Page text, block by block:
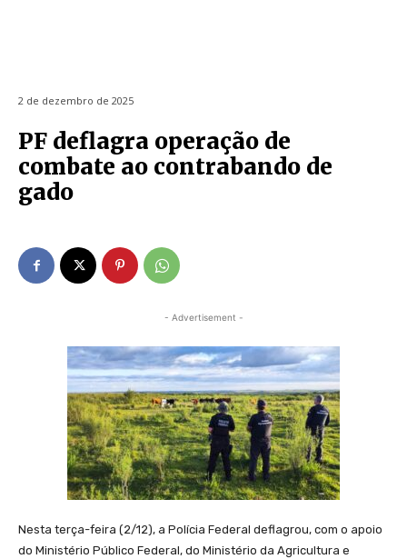
2 de dezembro de 2025
PF deflagra operação de
combate ao contrabando de
gado
- Advertisement -
Nesta terça-feira (2/12), a Polícia Federal deflagrou, com o apoio
do Ministério Público Federal, do Ministério da Agricultura e